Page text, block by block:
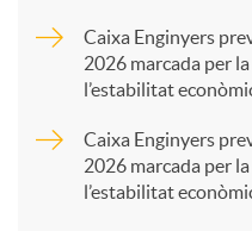
a
Caixa Enginyers
2026 marcada per
l’estabilitat
Caixa Enginyers
2026 marcada per
l’estabilitat